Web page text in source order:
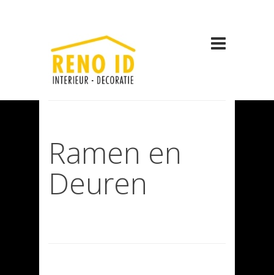
Ramen en
Deuren